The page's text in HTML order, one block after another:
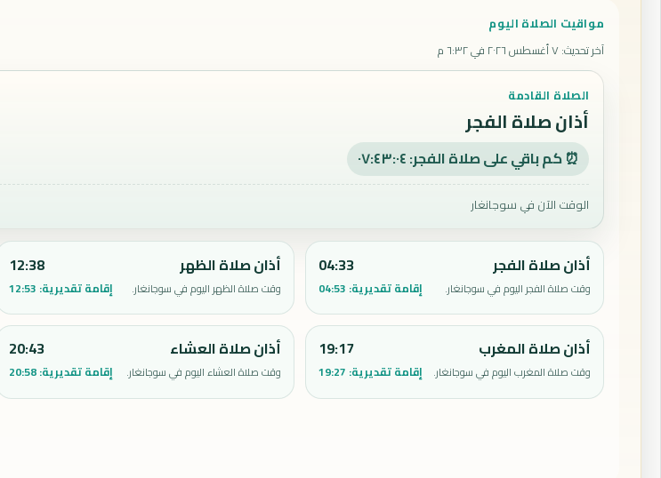
مواقيت الصلاة اليوم
آخر تحديث:٧ أغسطس ٢٠٢٦ في ٦:٣٢ م
الصلاة القادمة
أذان صلاة الفجر
⏰ كم باقي على صلاة الفجر: ٠٧:٤٣:٠٣
الوقت الآن في سوجانغار
أذان صلاة الفجر
وقت صلاة الفجر اليوم في سوجانغار.
04:33
إقامة تقديرية: 04:53
أذان صلاة الظهر
وقت صلاة الظهر اليوم في سوجانغار.
12:38
إقامة تقديرية: 12:53
أذان صلاة المغرب
وقت صلاة المغرب اليوم في سوجانغار.
19:17
إقامة تقديرية: 19:27
أذان صلاة العشاء
وقت صلاة العشاء اليوم في سوجانغار.
20:43
إقامة تقديرية:20:58